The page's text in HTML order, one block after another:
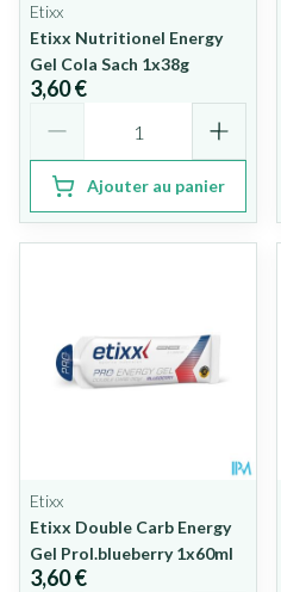
Etixx
Etixx Nutritionel Energy
Gel Cola Sach 1x38g
3,60 €
Ajouter au panier
Etixx
Etixx Double Carb Energy
Gel Prol.blueberry 1x60ml
3,60 €